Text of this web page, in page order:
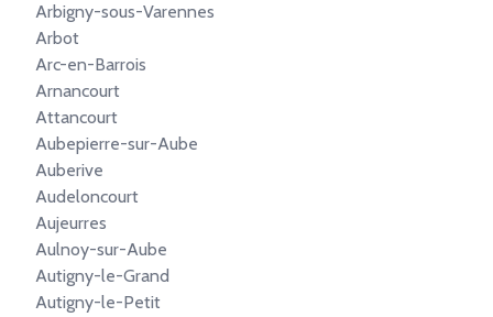
Arbigny-sous-Varennes
Arbot
Arc-en-Barrois
Arnancourt
Attancourt
Aubepierre-sur-Aube
Auberive
Audeloncourt
Aujeurres
Aulnoy-sur-Aube
Autigny-le-Grand
Autigny-le-Petit